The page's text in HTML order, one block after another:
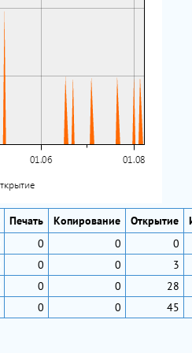
Печать Копирование Открытие
0 0 0
0 0 3
0 0 28
0 0 45